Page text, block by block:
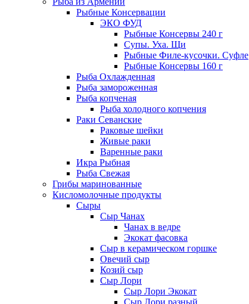
Рыбные Консервации
ЭКО ФУД
Рыбные Консервы 240 г
Супы. Уха. Щи
Рыбные Филе-кусочки. Суфле
Рыбные Консервы 160 г
Рыба Охлажденная
Рыба замороженная
Рыба копченая
Рыба холодного копчения
Раки Севанские
Раковые шейки
Живые раки
Варенные раки
Икра Рыбная
Рыба Свежая
Грибы маринованные
Кисломолочные продукты
Сыры
Сыр Чанах
Чанах в ведре
Экокат фасовка
Сыр в керамическом горшке
Овечий сыр
Козий сыр
Сыр Лори
Сыр Лори Экокат
Сыр Лори разный